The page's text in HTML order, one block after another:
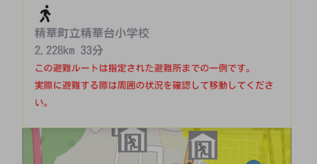
5Gデータプラス
データプラス
IoT向け回線料金
home5Gプラン
モバイルサービス
セキュリティ